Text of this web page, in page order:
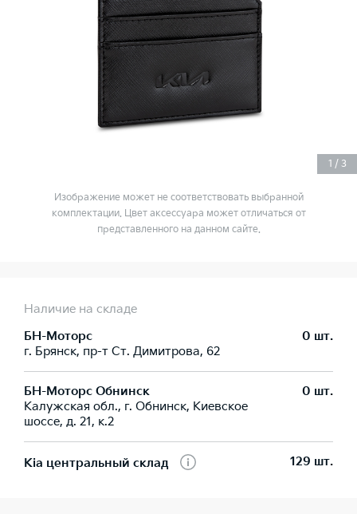
1 / 3
Изображение может не соответствовать выбранной
комплектации. Цвет аксессуара может отличаться от
представленного на данном сайте.
Наличие на складе
БН-Моторс
г. Брянск, пр-т Ст. Димитрова, 62
0 шт.
БН-Моторс Обнинск
Калужская обл., г. Обнинск, Киевское
шоссе, д. 21, к.2
0 шт.
Kia центральный склад 129 шт.